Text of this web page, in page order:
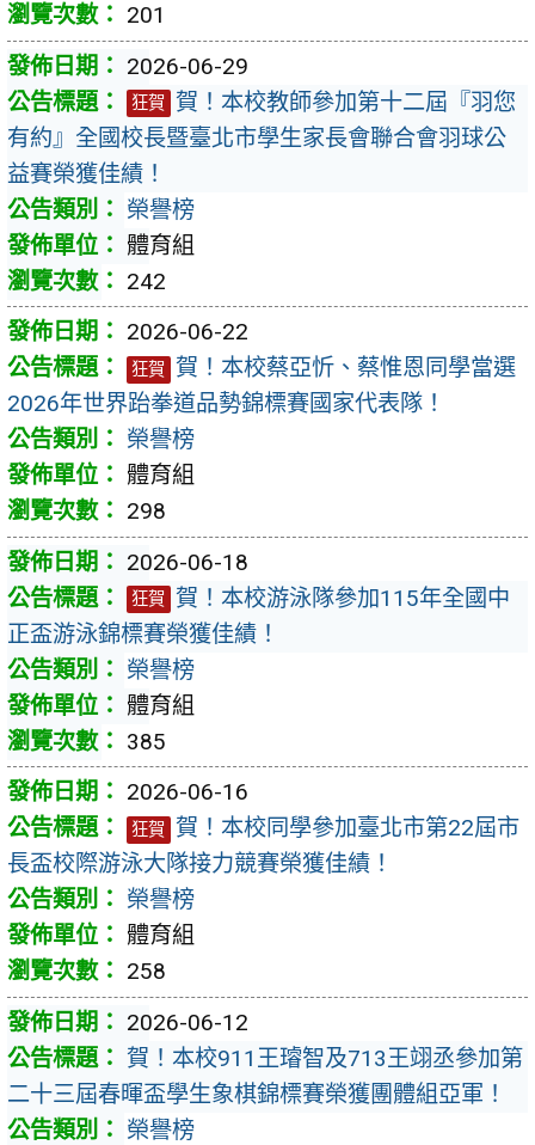
201
2026-06-29
狂賀 賀！本校教師參加第十二屆『羽您
有約』全國校長暨臺北市學生家長會聯合會羽球公
益賽榮獲佳績！
榮譽榜
體育組
242
2026-06-22
狂賀 賀！本校蔡亞忻、蔡惟恩同學當選
2026年世界跆拳道品勢錦標賽國家代表隊！
榮譽榜
體育組
298
2026-06-18
狂賀 賀！本校游泳隊參加115年全國中
正盃游泳錦標賽榮獲佳績！
榮譽榜
體育組
385
2026-06-16
狂賀 賀！本校同學參加臺北市第22屆市
長盃校際游泳大隊接力競賽榮獲佳績！
榮譽榜
體育組
258
2026-06-12
賀！本校911王璿智及713王翊丞參加第
二十三屆春暉盃學生象棋錦標賽榮獲團體組亞軍！
榮譽榜